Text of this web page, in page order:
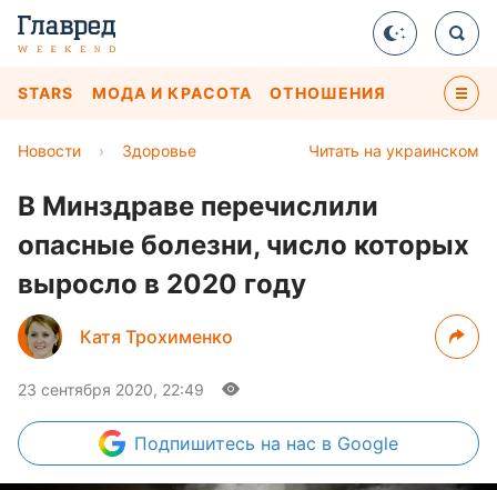
STARS МОДА И КРАСОТА ОТНОШЕНИЯ
Читать на украинском
Новости › Здоровье
В Минздраве перечислили
опасные болезни, число которых
выросло в 2020 году
Катя Трохименко
23 сентября 2020, 22:49
Подпишитесь на нас в Google